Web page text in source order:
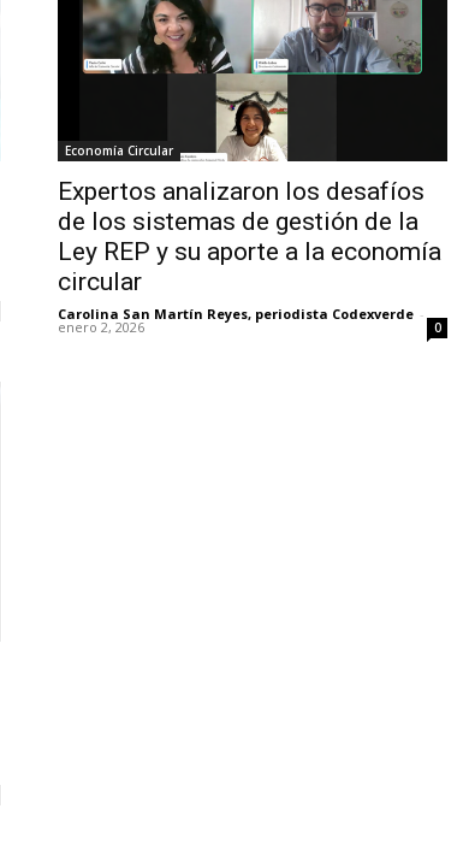
Economía Circular
Expertos analizaron los desafíos
de los sistemas de gestión de la
Ley REP y su aporte a la economía
circular
Carolina San Martín Reyes, periodista Codexverde -
enero 2, 2026 0